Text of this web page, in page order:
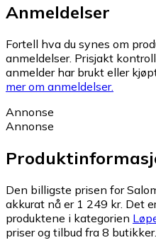
Anmeldelser
Fortell hva du synes om
anmeldelser. Prisjakt
anmelder har brukt eller
mer om anmeldelser.
Annonse
Annonse
Den billigste prisen for
akkurat nå er 1 249 kr. Det
produktene i kategorien
priser og tilbud fra 8 butikker.